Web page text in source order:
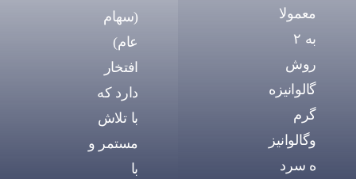
معمولا
به ۲
روش
گالوانیزه
گرم
وگالوانیز
ه سرد
(سهام
عام)
افتخار
دارد که
با تلاش
مستمر و
با